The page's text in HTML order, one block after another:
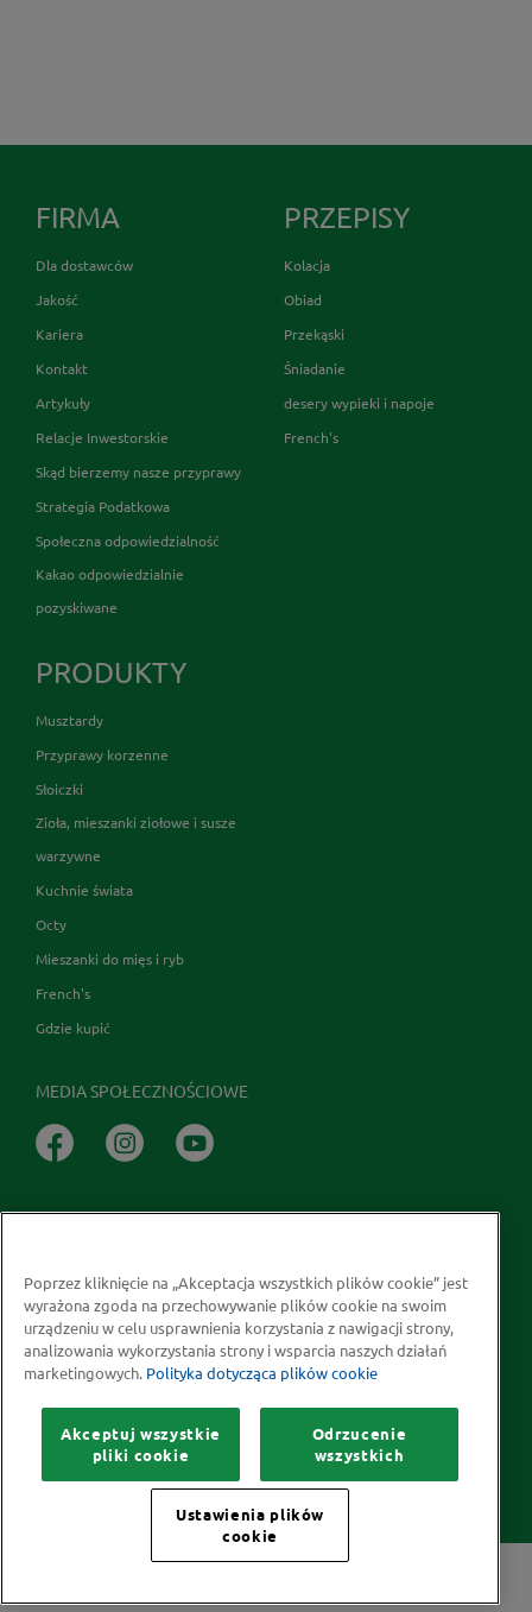
FIRMA
Dla dostawców
Jakość
Kariera
Kontakt
Artykuły
Relacje Inwestorskie
Skąd bierzemy nasze przyprawy
Strategia Podatkowa
Społeczna odpowiedzialność
Kakao odpowiedzialnie
pozyskiwane
PRZEPISY
Kolacja
Obiad
Przekąski
Śniadanie
desery wypieki i napoje
French's
PRODUKTY
Musztardy
Przyprawy korzenne
Słoiczki
Zioła, mieszanki ziołowe i susze
warzywne
Kuchnie świata
Octy
Mieszanki do mięs i ryb
French's
Gdzie kupić
MEDIA SPOŁECZNOŚCIOWE
Prawa autorskie © 2026 McCormick Polska S.A.
Informacje na temat ochrony prywatności
Polityka dotycząca plików cookie
Kontakt
Poprzez kliknięcie na „Akceptacja wszystkich plików cookie” jest
wyrażona zgoda na przechowywanie plików cookie na swoim
urządzeniu w celu usprawnienia korzystania z nawigacji strony,
analizowania wykorzystania strony i wsparcia naszych działań
marketingowych. Polityka dotycząca plików cookie
Akceptuj wszystkie
pliki cookie
Odrzucenie
wszystkich
Ustawienia plików
cookie